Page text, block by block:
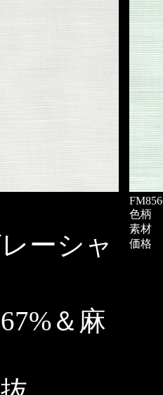
ーシャ
＆麻
色柄
素材
価格 |